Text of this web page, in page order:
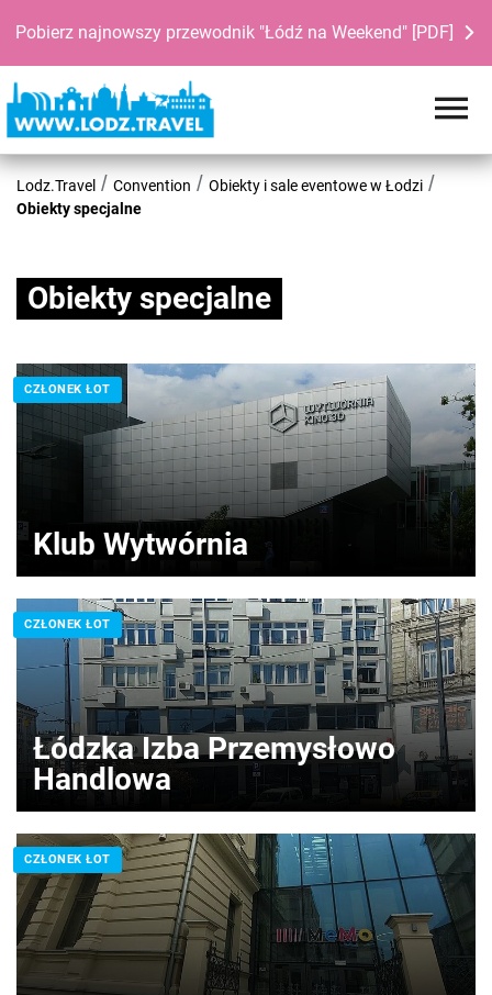
Pobierz najnowszy przewodnik "Łódź na Weekend" [PDF]
Lodz.Travel Convention
Obiekty i sale eventowe w Łodzi
Obiekty specjalne
Obiekty specjalne
Klub Wytwórnia
CZŁONEK ŁOT
Łódzka Izba Przemysłowo
Handlowa
CZŁONEK ŁOT
CZŁONEK ŁOT